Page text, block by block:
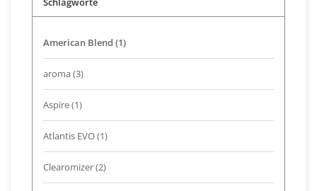
American Blend (1)
aroma(3)
Aspire(1)
Atlantis EVO(1)
Clearomizer(2)